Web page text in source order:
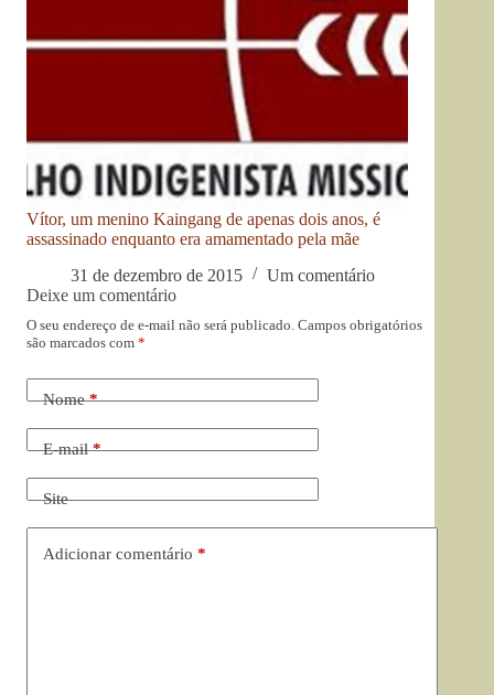
Vítor, um menino Kaingang de apenas dois anos, é
assassinado enquanto era amamentado pela mãe
31 de dezembro de 2015
Um comentário
Deixe um comentário
O seu endereço de e-mail não será publicado. Campos obrigatórios
são marcados com *
Nome*
E-mail*
Site
Adicionar comentário *